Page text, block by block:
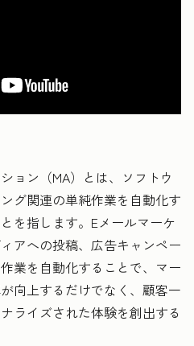
ョン（MA）とは、ソフトウ
グ関連の単純作業を自動化す
を指します。Eメールマーケ
アへの投稿、広告キャンペー
業を自動化することで、マー
向上するだけでなく、顧客一
ライズされた体験を創出する